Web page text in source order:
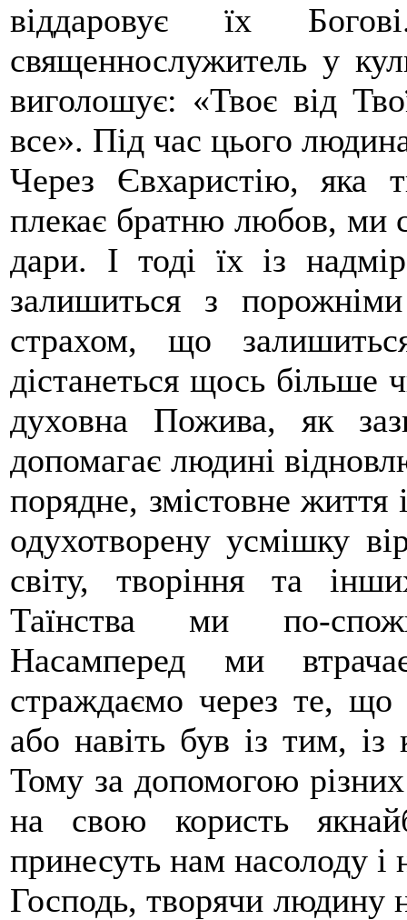
віддаровує їх
священнослужитель у
виголошує: «Твоє від
все». Під час цього
Через Євхаристію, яка
плекає братню любов,
дари. І тоді їх із
залишиться з
страхом, що
дістанеться щось
духовна Пожива, як
допомагає людині
порядне, змістовне життя
одухотворену усмішку
світу, творіння та
Таїнства ми по-
Насамперед ми
страждаємо через те,
або навіть був із тим,
Тому за допомогою
на свою користь
принесуть нам насолоду і
Господь, творячи людину